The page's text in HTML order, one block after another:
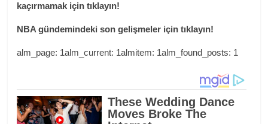
kaçırmamak için tıklayın!
NBA gündemindeki son gelişmeler için tıklayın!
alm_page: 1alm_current: 1almitem: 1alm_found_posts: 1